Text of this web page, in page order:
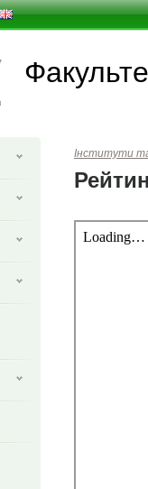
Інститути